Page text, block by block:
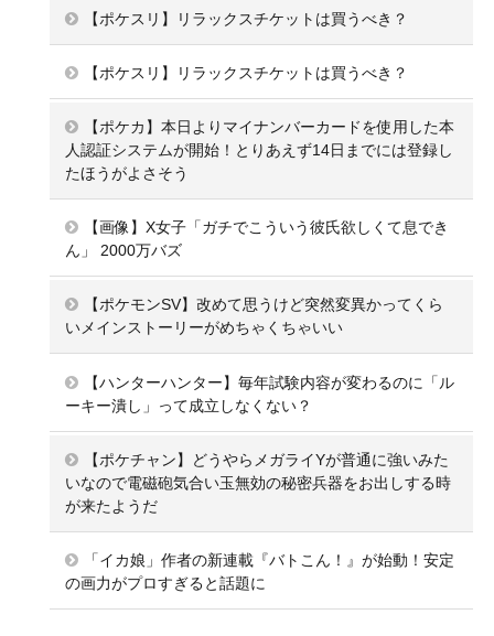
【ポケスリ】リラックスチケットは買うべき？
【ポケスリ】リラックスチケットは買うべき？
【ポケカ】本日よりマイナンバーカードを使用した本
人認証システムが開始！とりあえず14日までには登録し
たほうがよさそう
【画像】X女子「ガチでこういう彼氏欲しくて息でき
ん」 2000万バズ
【ポケモンSV】改めて思うけど突然変異かってくら
いメインストーリーがめちゃくちゃいい
【ハンターハンター】毎年試験内容が変わるのに「ル
ーキー潰し」って成立しなくない？
【ポケチャン】どうやらメガライYが普通に強いみた
いなので電磁砲気合い玉無効の秘密兵器をお出しする時
が来たようだ
「イカ娘」作者の新連載『バトこん！』が始動！安定
の画力がプロすぎると話題に